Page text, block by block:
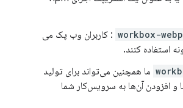
workbox- : کاربران وب پک می
استفاده کنند.
: CLI ما همچنین می‌تواند برای تولید
و افزودن آن‌ها به سرویس‌کار شما